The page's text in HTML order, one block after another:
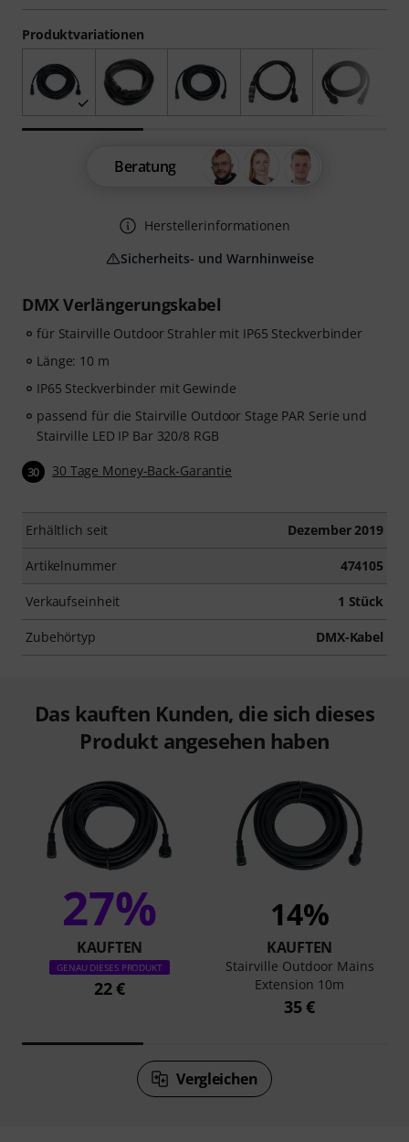
DMX Verlängerungskabel
für Stairville Outdoor Strahler mit IP65 Steckverbinder
Länge: 10 m
IP65 Steckverbinder mit Gewinde
passend für die Stairville Outdoor Stage PAR Serie und
Stairville LED IP Bar 320/8 RGB
30 30 Tage Money-Back-Garantie
Erhältlich seit Dezember 2019
Artikelnummer 474105
Verkaufseinheit 1 Stück
Zubehörtyp DMX-Kabel
Produktvariationen
Beratung
Herstellerinformationen
Sicherheits- und Warnhinweise
Das kauften Kunden, die sich dieses
Produkt angesehen haben
27%
KAUFTEN
GENAU DIESES PRODUKT
22 €
14%
KAUFTEN
Stairville Outdoor Mains
Extension 10m
35 €
Vergleichen